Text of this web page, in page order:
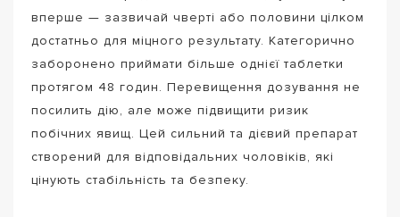
вперше — зазвичай чверті або половини цілком
достатньо для міцного результату. Категорично
заборонено приймати більше однієї таблетки
протягом 48 годин. Перевищення дозування не
посилить дію, але може підвищити ризик
побічних явищ. Цей сильний та дієвий препарат
створений для відповідальних чоловіків, які
цінують стабільність та безпеку.